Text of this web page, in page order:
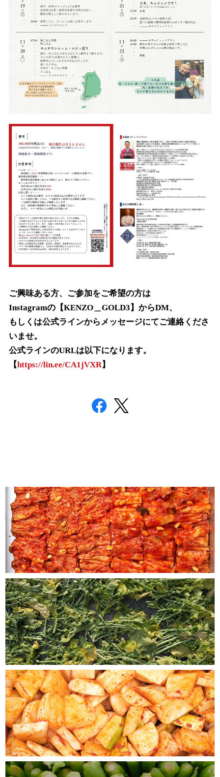
ご興味ある方、ご参加をご希望の方は
Instagramの【KENZO＿GOLD3】からDM、
もしくは公式ラインからメッセージにてご連絡くださ
いませ。
公式ラインのURLは以下になります。
【https://lin.ee/CA1jVXR】